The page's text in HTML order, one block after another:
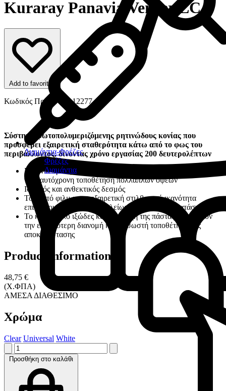
Διαμάντια-Φρέζες
Φρέζες
Διαμάντια
Kuraray Panavia Veneer LC
Add to favorites
Κωδικός Προϊόντος: 12277
Σύστημα φωτοπολυμεριζόμενης ρητινώδους κονίας που
προσφέρει εξαιρετική σταθερότητα κάτω από το φως του
περιβάλλοντος, δίνοντας χρόνο εργασίας 200 δευτερολέπτων
Η κονία προσφέρει μεγάλο χρόνο εργασίας που διευκολύνει
την ταυτόχρονη τοποθέτηση πολλαπλών όψεων
Ισχυρός και ανθεκτικός δεσμός
Το λεπτό φιλμ και η εξαιρετική στιλβωτική ικανότητα
επιτρέπουν τη δημιουργία λείων ορίων της αποκατάστασης
Το κατάλληλο ιξώδες και η συνοχή της πάστας επιτρέπουν
την ευκολότερη διανομή και τη σωστή τοποθέτηση της
αποκατάστασης
Product information
48,75 €
(Χ.ΦΠΑ)
ΑΜΕΣΑ ΔΙΑΘΕΣΙΜΟ
Χρώμα
Clear Universal White
Προσθήκη στο καλάθι